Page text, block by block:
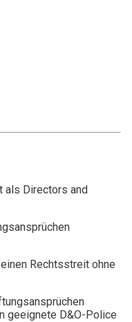
als Directors and
Rechtsstreit ohne
geeignete D&O-Police